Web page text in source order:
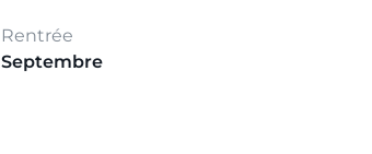
Rentrée
Septembre